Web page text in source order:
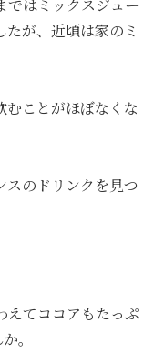
ではミックスジュー
が、近頃は家のミ
むことがほぼなくな
スのドリンクを見つ
えてココアもたっぷ
。